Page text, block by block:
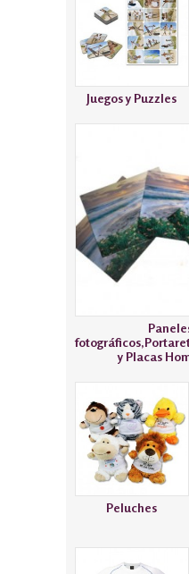
Juegos y Puzzles
y Placas
Peluches